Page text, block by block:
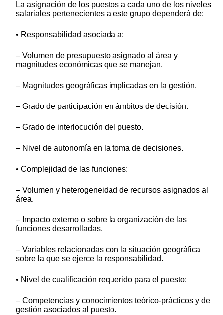
La asignación de los puestos a cada uno de los niveles
salariales pertenecientes a este grupo dependerá de:
• Responsabilidad asociada a:
– Volumen de presupuesto asignado al área y
magnitudes económicas que se manejan.
– Magnitudes geográficas implicadas en la gestión.
– Grado de participación en ámbitos de decisión.
– Grado de interlocución del puesto.
– Nivel de autonomía en la toma de decisiones.
• Complejidad de las funciones:
– Volumen y heterogeneidad de recursos asignados al
área.
– Impacto externo o sobre la organización de las
funciones desarrolladas.
– Variables relacionadas con la situación geográfica
sobre la que se ejerce la responsabilidad.
• Nivel de cualificación requerido para el puesto:
– Competencias y conocimientos teórico-prácticos y de
gestión asociados al puesto.